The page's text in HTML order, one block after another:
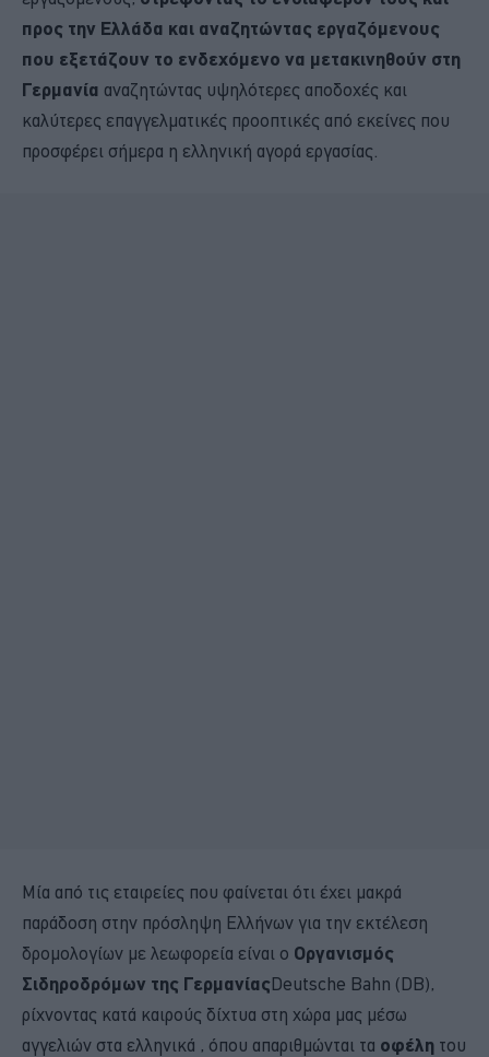
προς την Ελλάδα και αναζητώντας εργαζόμενους
που εξετάζουν το ενδεχόμενο να μετακινηθούν στη
Γερμανία αναζητώντας υψηλότερες αποδοχές και
καλύτερες επαγγελματικές προοπτικές από εκείνες που
προσφέρει σήμερα η ελληνική αγορά εργασίας.
Μία από τις εταιρείες που φαίνεται ότι έχει μακρά
παράδοση στην πρόσληψη Ελλήνων για την εκτέλεση
δρομολογίων με λεωφορεία είναι ο Οργανισμός
Σιδηροδρόμων της ΓερμανίαςDeutsche Bahn (DB),
ρίχνοντας κατά καιρούς δίχτυα στη χώρα μας μέσω
αγγελιών στα ελληνικά , όπου απαριθμώνται τα οφέλη του